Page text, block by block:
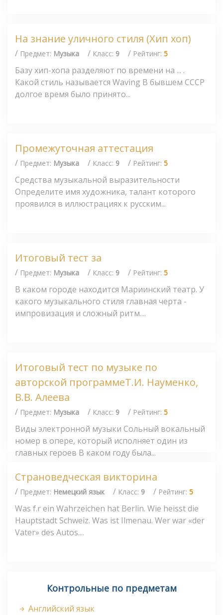
На знание уличного стиля (Хип хоп)
/ Предмет: Музыка / Класс: 9 / Рейтинг: 5
Базу хип-хопа разделяют по времени на ... .
Какой стиль называется Waving В бывшем СССР
долгое время было принято...
Промежуточная аттестация
/ Предмет: Музыка / Класс: 9 / Рейтинг: 5
Средства музыкальной выразительности
Определите имя художника, талант которого
проявился в иллюстрациях к русским...
Итоговый тест за
/ Предмет: Музыка / Класс: 9 / Рейтинг: 5
В каком городе находится Мариинский театр. У
какого музыкального стиля главная черта -
импровизация и сложный ритм....
Итоговый тест по музыке по
авторской программеТ.И. Науменко,
В.В. Алеева
/ Предмет: Музыка / Класс: 9 / Рейтинг: 5
Виды электронной музыки Сольный вокальный
номер в опере, который исполняет один из
главных героев В каком году была...
Страноведческая викторина
/ Предмет: Немецкий язык / Класс: 9 / Рейтинг: 5
Was f.r ein Wahrzeichen hat Berlin. Wie heisst die
Hauptstadt Schweiz. Was ist Ilmenau. Wer war «der
Vater» des Autos....
Контрольные по предметам
Английский язык